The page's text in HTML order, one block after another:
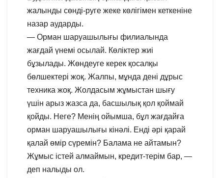
жалынды сөнді-руге жеке көлігімен кеткеніне
назар аударды.
— Орман шаруашылығы филиалында
жағдай үнемі осылай. Көліктер жиі
бұзылады. Жөндеуге керек қосалқы
бөлшектері жоқ. Жалпы, мұнда дені дұрыс
техника жоқ. Жолдасым жұмыстан шығу
үшін арыз жазса да, басшылық қол қоймай
қойды. Неге? Менің ойымша, бұл жағдайға
орман шаруашылығы кінәлі. Енді әрі қарай
қалай өмір сүремін? Балама не айтамын?
Жұмыс істей алмаймын, кредит-терім бар, —
деп налыды ол.